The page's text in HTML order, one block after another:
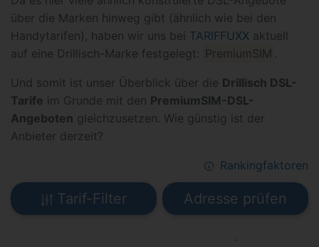
über die Marken hinweg gibt (ähnlich wie bei den
Handytarifen), haben wir uns bei TARIFFUXX aktuell
auf eine Drillisch-Marke festgelegt: PremiumSIM .
Und somit ist unser Überblick über die Drillisch DSL-
Tarife im Grunde mit den PremiumSIM-DSL-
Angeboten gleichzusetzen. Wie günstig ist der
Anbieter derzeit?
Rankingfaktoren
Tarif-Filter Adresse prüfen